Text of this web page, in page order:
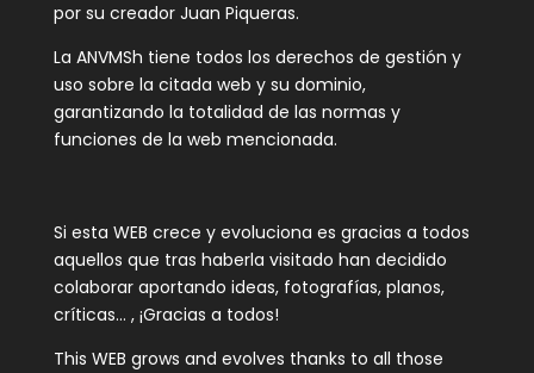
por su creador Juan Piqueras.
La ANVMSh tiene todos los derechos de gestión y
uso sobre la citada web y su dominio,
garantizando la totalidad de las normas y
funciones de la web mencionada.
Si esta WEB crece y evoluciona es gracias a todos
aquellos que tras haberla visitado han decidido
colaborar aportando ideas, fotografías, planos,
críticas… , ¡Gracias a todos!
This WEB grows and evolves thanks to all those